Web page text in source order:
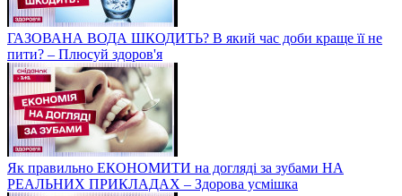
ГАЗОВАНА ВОДА ШКОДИТЬ? В який час доби краще її не
пити? – Плюсуй здоров'я
Як правильно ЕКОНОМИТИ на догляді за зубами НА
РЕАЛЬНИХ ПРИКЛАДАХ – Здорова усмішка